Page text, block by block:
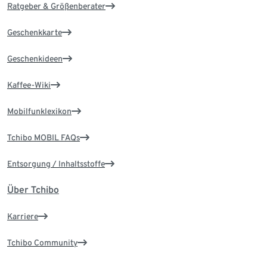
Ratgeber & Größenberater
Geschenkkarte
Geschenkideen
Kaffee-Wiki
Mobilfunklexikon
Tchibo MOBIL FAQs
Entsorgung / Inhaltsstoffe
Über Tchibo
Karriere
Tchibo Community